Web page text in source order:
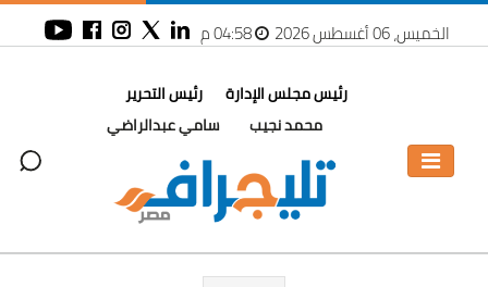
الخميس، 06 أغسطس 2026 04:58 م
رئيس مجلس الإدارة
محمد نجيب
رئيس التحرير
سامي عبدالراضي